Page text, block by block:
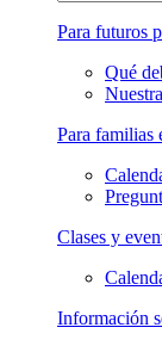
Para futuros
Qué
Para familias
Clases y
Información